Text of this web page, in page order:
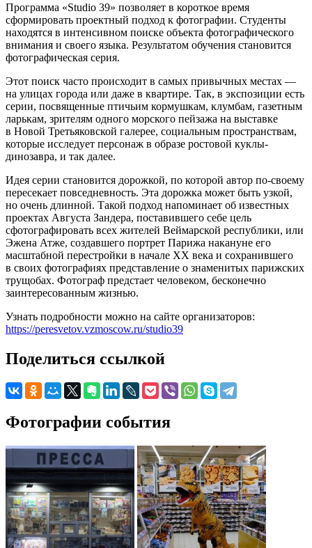
Программа «Studio 39» позволяет в короткое время
сформировать проектный подход к фотографии. Студенты
находятся в интенсивном поиске объекта фотографического
внимания и своего языка. Результатом обучения становится
фотографическая серия.
Этот поиск часто происходит в самых привычных местах —
на улицах города или даже в квартире. Так, в экспозиции есть
серии, посвященные птичьим кормушкам, клумбам, газетным
ларькам, зрителям одного морского пейзажа на выставке
в Новой Третьяковской галерее, социальным пространствам,
которые исследует персонаж в образе ростовой куклы-
динозавра, и так далее.
Идея серии становится дорожкой, по которой автор по-своему
пересекает повседневность. Эта дорожка может быть узкой,
но очень длинной. Такой подход напоминает об известных
проектах Августа Зандера, поставившего себе цель
сфотографировать всех жителей Веймарской республики, или
Эжена Атже, создавшего портрет Парижа накануне его
масштабной перестройки в начале ХХ века и сохранившего
в своих фотографиях представление о знаменитых парижских
трущобах. Фотограф предстает человеком, бесконечно
заинтересованным жизнью.
Узнать подробности можно на сайте организаторов:
https://peresvetov.vzmoscow.ru/studio39
Поделиться ссылкой
Фотографии события